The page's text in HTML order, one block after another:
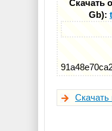
Скачать
Gb):
Скачать